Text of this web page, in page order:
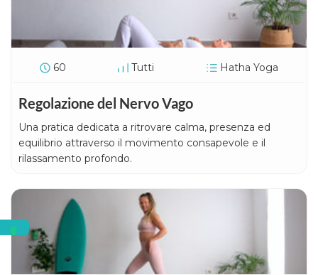
60 Tutti Hatha Yoga
Regolazione del Nervo Vago
Una pratica dedicata a ritrovare calma, presenza ed
equilibrio attraverso il movimento consapevole e il
rilassamento profondo.